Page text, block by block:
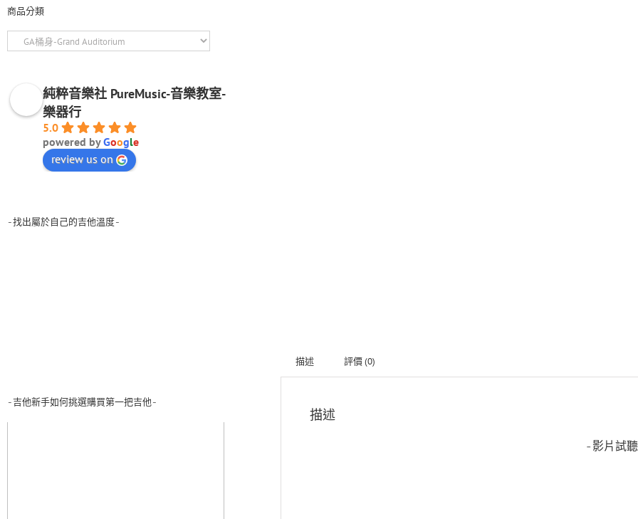
描述 評價 (0)
描述
-影片試
商品分類
純粹音樂社 PureMusic-音樂教室-
樂器行
5.0
powered byGoogle
review us on
-找出屬於自己的吉他溫度-
-吉他新手如何挑選購買第一把吉他-